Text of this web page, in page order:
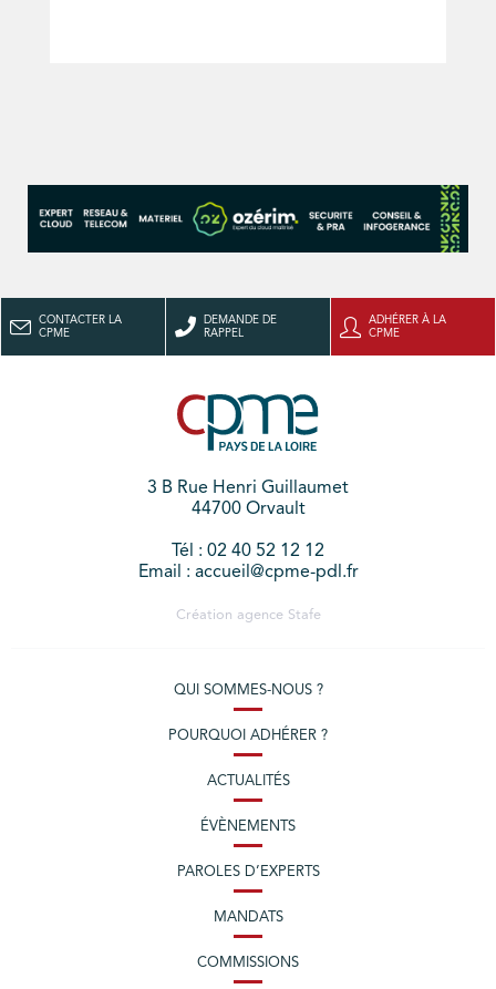
CONTACTER LA
CPME
DEMANDE DE
RAPPEL
ADHÉRER À LA
CPME
3 B Rue Henri Guillaumet
44700 Orvault
Tél : 02 40 52 12 12
Email : accueil@cpme-pdl.fr
Création agence Stafe
QUI SOMMES-NOUS ?
POURQUOI ADHÉRER ?
ACTUALITÉS
ÉVÈNEMENTS
PAROLES D’EXPERTS
MANDATS
COMMISSIONS